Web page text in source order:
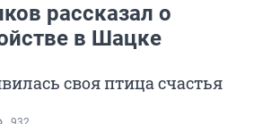
рассказал о
в Шацке
своя птица счастья